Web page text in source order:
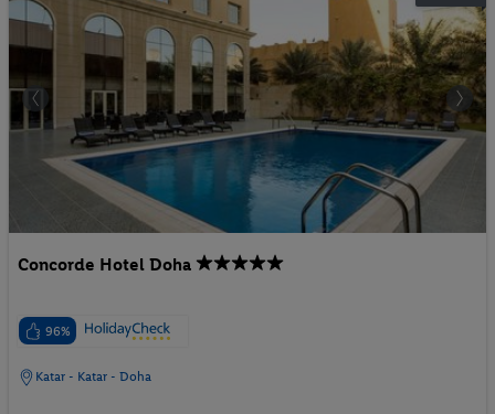
Concorde Hotel Doha
96%
Katar - Katar - Doha